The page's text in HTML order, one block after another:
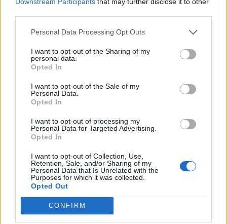
Personal Data Processing Opt Outs
I want to opt-out of the Sharing of my
personal data.
Opted In
I want to opt-out of the Sale of my
Personal Data.
Opted In
I want to opt-out of processing my
Personal Data for Targeted Advertising.
Opted In
I want to opt-out of Collection, Use,
Retention, Sale, and/or Sharing of my
Personal Data that Is Unrelated with the
Purposes for which it was collected.
Opted Out
CONFIRM